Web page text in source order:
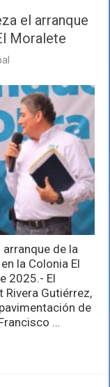
el arranque
Moralete
de la
la Colonia El
2025.- El
Rivera Gutiérrez,
de
…